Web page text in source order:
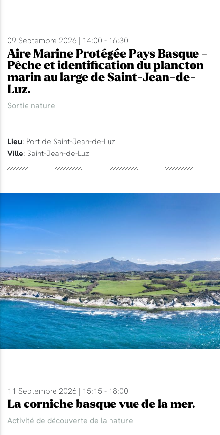
09 Septembre 2026 | 14:00 - 16:30
Aire Marine Protégée Pays Basque -
Pêche et identification du plancton
marin au large de Saint-Jean-de-
Luz.
Sortie nature
Lieu: Port de Saint-Jean-de-Luz
Ville: Saint-Jean-de-Luz
11 Septembre 2026 | 15:15 - 18:00
La corniche basque vue de la mer.
Activité de découverte de la nature